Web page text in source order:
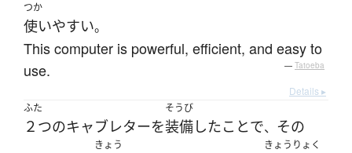
つか
使いやすい。
This computer is powerful, efficient, and easy to
use.
— Tatoeba
Details ▸
ふた
２つのキャブレターを
そうび
装備したことで、 その
きょう きょうりょく